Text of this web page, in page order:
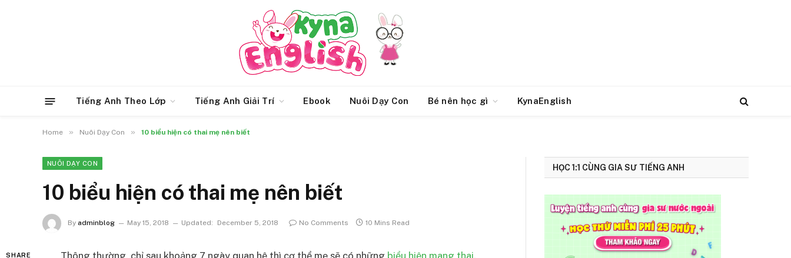
Tiếng Anh Theo Lớp Tiếng Anh Giải Trí Ebook Nuôi Dạy Con Bé nên học gì KynaEnglish
Home » Nuôi Dạy Con » 10 biểu hiện có thai mẹ nên biết
NUÔI DẠY CON
10 biểu hiện có thai mẹ nên biết
By adminblog May 15, 2018 Updated: December 5, 2018 No Comments 10 Mins Read
SHARE Thông thường, chỉ sau khoảng 7 ngày quan hệ thì cơ thể mẹ sẽ có những biểu hiện mang thai.
HỌC 1:1 CÙNG GIA SƯ TIẾNG ANH